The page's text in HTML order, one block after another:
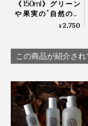
《150ml》グリーン
や果実の“自然の香
り”でリフレッシュ！
身シャンプー」｜
MANGETSU・
¥2,750
この商品が紹介さ